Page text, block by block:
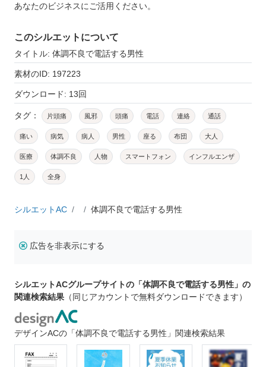
あなたのビジネスにご活用ください。
このシルエットについて
タイトル: 体調不良で電話する男性
素材のID: 197223
ダウンロード: 13回
タグ： 片頭痛 風邪 頭痛 電話 連絡 通話
痛い 病気 病人 男性 座る 布団 大人
医療 体調不良 人物 スマートフォン インフルエンザ
1人 全身
シルエットAC 体調不良で電話する男性
広告を非表示にする
シルエットACグループサイトの「体調不良で電話する男性」の
関連検索結果 （同じアカウントで無料ダウンロードできます）
デザインACの「体調不良で電話する男性」関連検索結果